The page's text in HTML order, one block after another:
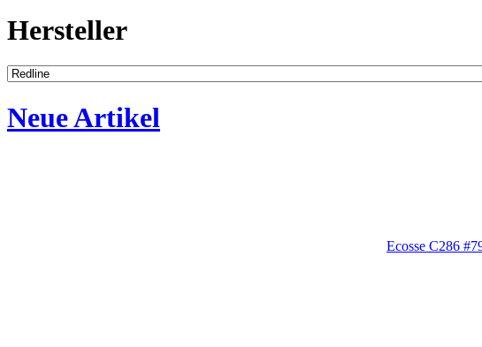
Hersteller
Neue Artikel
Ecosse C286